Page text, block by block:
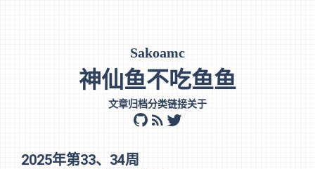
Sakoamc
神仙鱼不吃鱼鱼
文章归档分类链接关于
github
rss twitter
2025年第33、34周